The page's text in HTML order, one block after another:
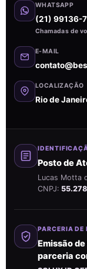
WHATSAPP
(21) 99136-
Chamadas de
E-MAIL
LOCALIZAÇÃO
Rio de
Posto de
Lucas Motta
CNPJ:
PARCERIA DE
Emissão
parceria